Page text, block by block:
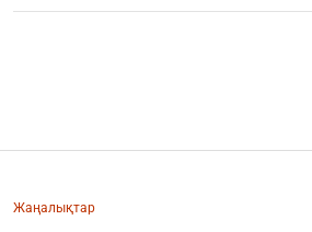
Жаңалықтар